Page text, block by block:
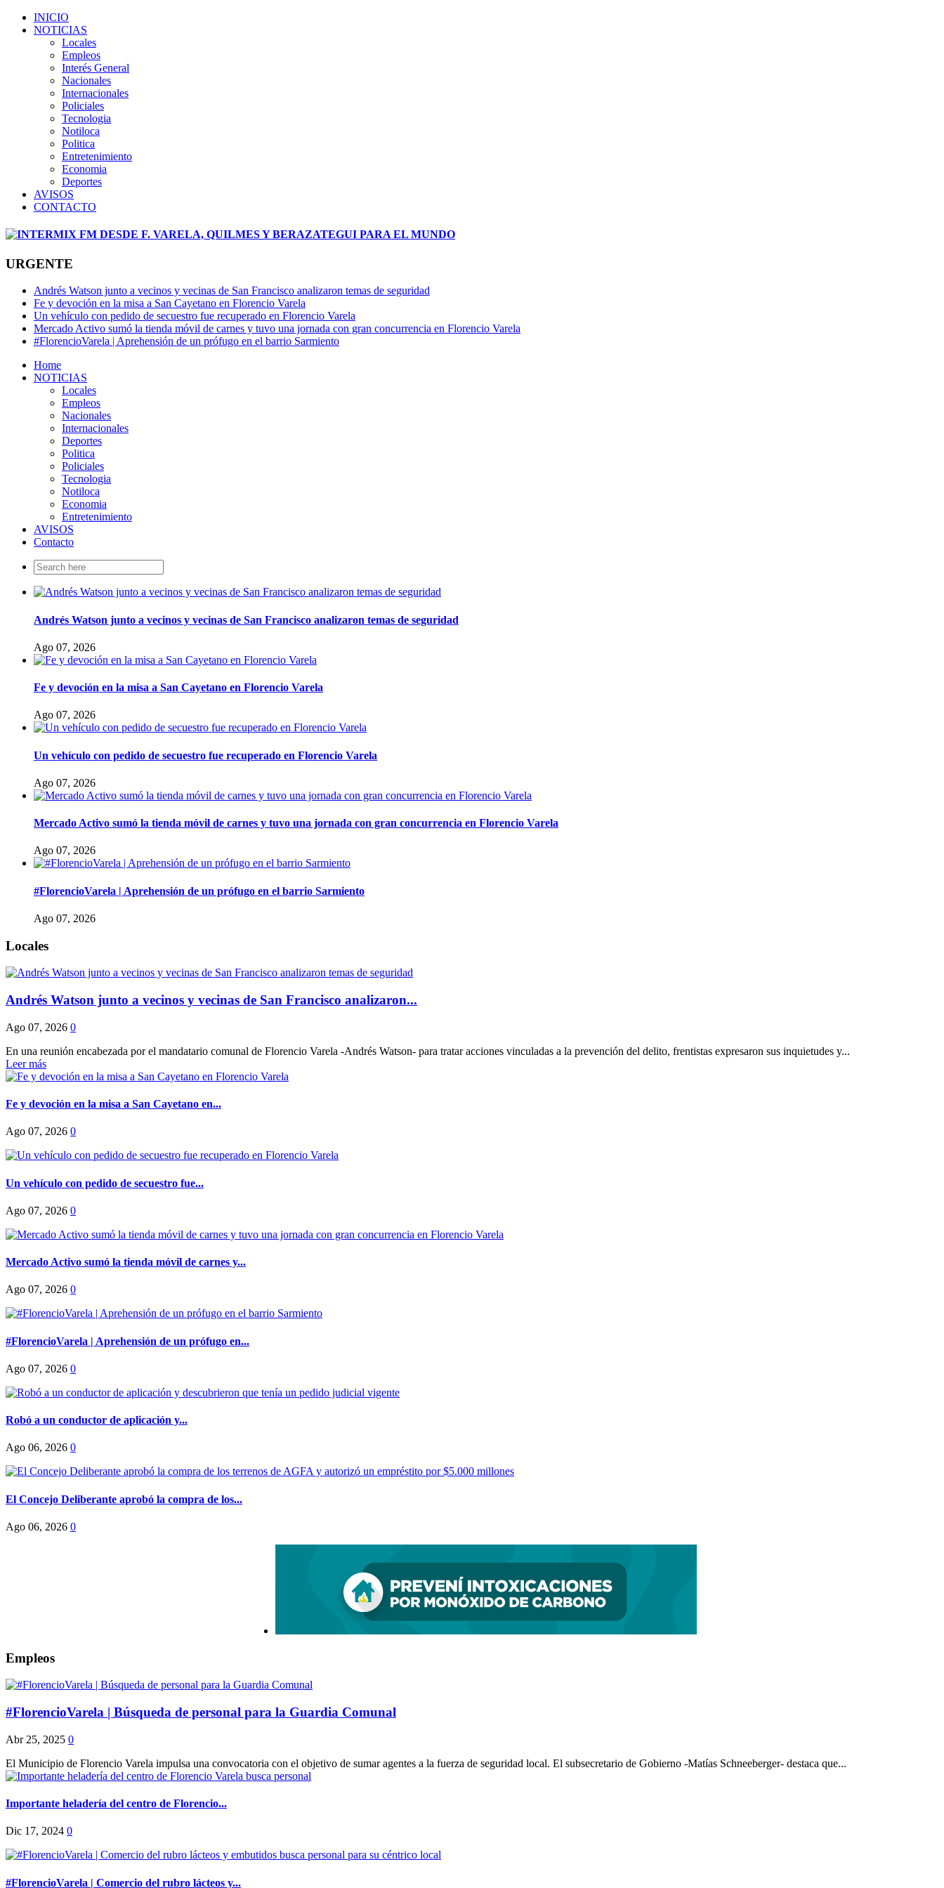
INICIO
NOTICIAS
Locales
Empleos
Interés General
Nacionales
Internacionales
Policiales
Tecnologia
Notiloca
Politica
Entretenimiento
Economia
Deportes
AVISOS
CONTACTO
URGENTE
Andrés Watson junto a vecinos y vecinas de San Francisco analizaron temas de seguridad
Fe y devoción en la misa a San Cayetano en Florencio Varela
Un vehículo con pedido de secuestro fue recuperado en Florencio Varela
Mercado Activo sumó la tienda móvil de carnes y tuvo una jornada con gran concurrencia en Florencio Varela
#FlorencioVarela | Aprehensión de un prófugo en el barrio Sarmiento
Home
NOTICIAS
Locales
Empleos
Nacionales
Internacionales
Deportes
Politica
Policiales
Tecnologia
Notiloca
Economia
Entretenimiento
AVISOS
Contacto
Search
for:
Andrés Watson junto a vecinos y vecinas de San Francisco analizaron temas de seguridad
Ago 07, 2026
Fe y devoción en la misa a San Cayetano en Florencio Varela
Ago 07, 2026
Un vehículo con pedido de secuestro fue recuperado en Florencio Varela
Ago 07, 2026
Mercado Activo sumó la tienda móvil de carnes y tuvo una jornada con gran concurrencia en Florencio Varela
Ago 07, 2026
#FlorencioVarela | Aprehensión de un prófugo en el barrio Sarmiento
Ago 07, 2026
Locales
Andrés Watson junto a vecinos y vecinas de San Francisco analizaron...
Ago 07, 2026 0
En una reunión encabezada por el mandatario comunal de Florencio Varela -Andrés Watson- para tratar acciones vinculadas a la prevención del delito, frentistas expresaron sus inquietudes y...
Leer más
Fe y devoción en la misa a San Cayetano en...
Ago 07, 2026 0
Un vehículo con pedido de secuestro fue...
Ago 07, 2026 0
Mercado Activo sumó la tienda móvil de carnes y...
Ago 07, 2026 0
#FlorencioVarela | Aprehensión de un prófugo en...
Ago 07, 2026 0
Robó a un conductor de aplicación y...
Ago 06, 2026 0
El Concejo Deliberante aprobó la compra de los...
Ago 06, 2026 0
Empleos
#FlorencioVarela | Búsqueda de personal para la Guardia Comunal
Abr 25, 2025 0
El Municipio de Florencio Varela impulsa una convocatoria con el objetivo de sumar agentes a la fuerza de seguridad local. El subsecretario de Gobierno -Matías Schneeberger- destaca que...
Importante heladería del centro de Florencio...
Dic 17, 2024 0
#FlorencioVarela | Comercio del rubro lácteos y...